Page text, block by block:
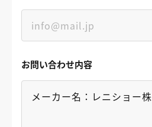
お問い合わせ内容